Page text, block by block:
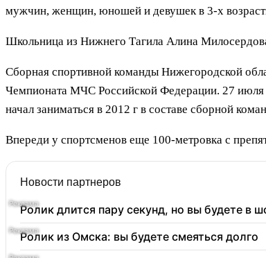
мужчин, женщин, юношей и девушек в 3-х
Школьница из Нижнего Тагила Алина
Сборная спортивной команды Нижегородской
Чемпионата МЧС Российской Федерации. 27 июля
начал заниматься в 2012 г в составе сборной
Впереди у спортсменов еще 100-метровка с
Новости партнеров
Ролик длится пару секунд, но вы будете в
Ролик из Омска: вы будете смеяться долго